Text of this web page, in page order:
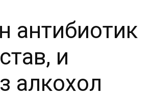
антибиотик
и
алкохол